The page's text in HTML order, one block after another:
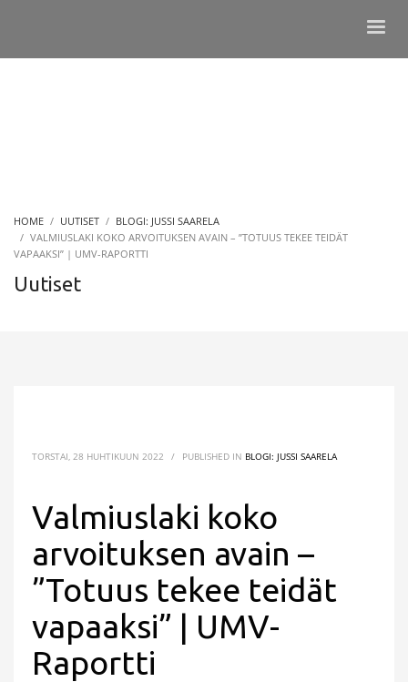
HOME UUTISET
BLOGI: JUSSI SAARELA
VALMIUSLAKI KOKO ARVOITUKSEN AVAIN – ”TOTUUS TEKEE TEIDÄT
VAPAAKSI” | UMV-RAPORTTI
Uutiset
TORSTAI, 28 HUHTIKUUN 2022 / PUBLISHED IN BLOGI: JUSSI SAARELA
Valmiuslaki koko
arvoituksen avain –
”Totuus tekee teidät
vapaaksi” | UMV-
Raportti